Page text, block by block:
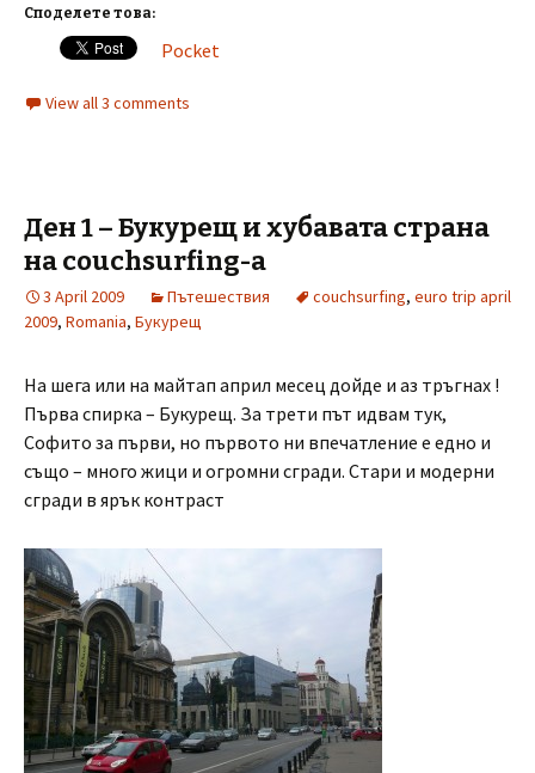
Споделете това:
Pocket
View all 3 comments
Ден 1 – Букурещ и хубавата страна
на couchsurfing-а
3 April 2009 Пътешествия couchsurfing, euro trip april
2009, Romania, Букурещ
На шега или на майтап април месец дойде и аз тръгнах !
Първа спирка – Букурещ. За трети път идвам тук,
Софито за първи, но първото ни впечатление е едно и
също – много жици и огромни сгради. Стари и модерни
сгради в ярък контраст